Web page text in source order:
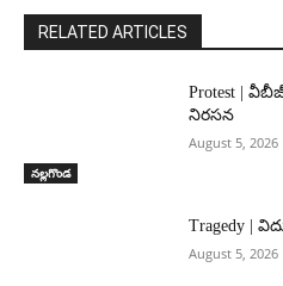
RELATED ARTICLES
నల్లగొండ
Protest |
నిరసన
August 5, 2026
Tragedy |
August 5, 2026